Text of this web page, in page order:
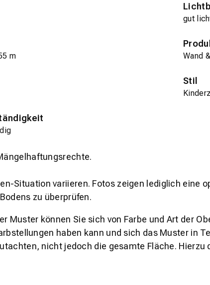
gut
m Wand
Stil
Situation variieren. Fotos zeigen lediglich eine
zu überprüfen.
Muster können Sie sich von Farbe und Art der
haben kann und sich das Muster in
nicht jedoch die gesamte Fläche. Hierzu